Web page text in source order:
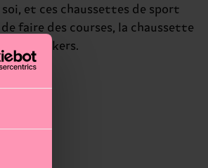
et ces chaussettes de sport
faire des courses, la chaussette
de sneakers.